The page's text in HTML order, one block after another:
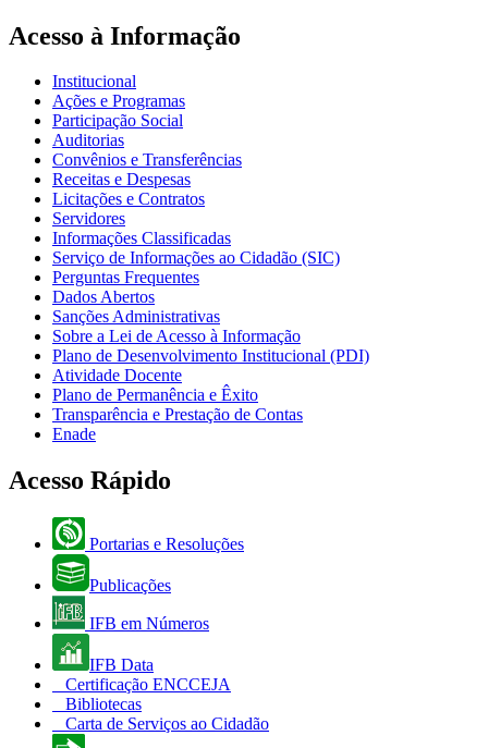
Acesso à Informação
Institucional
Ações e Programas
Participação Social
Auditorias
Convênios e Transferências
Receitas e Despesas
Licitações e Contratos
Servidores
Informações Classificadas
Serviço de Informações ao Cidadão (SIC)
Perguntas Frequentes
Dados Abertos
Sanções Administrativas
Sobre a Lei de Acesso à Informação
Plano de Desenvolvimento Institucional (PDI)
Atividade Docente
Plano de Permanência e Êxito
Transparência e Prestação de Contas
Enade
Acesso Rápido
Portarias e Resoluções
Publicações
IFB em Números
IFB Data
Certificação ENCCEJA
Bibliotecas
Carta de Serviços ao Cidadão